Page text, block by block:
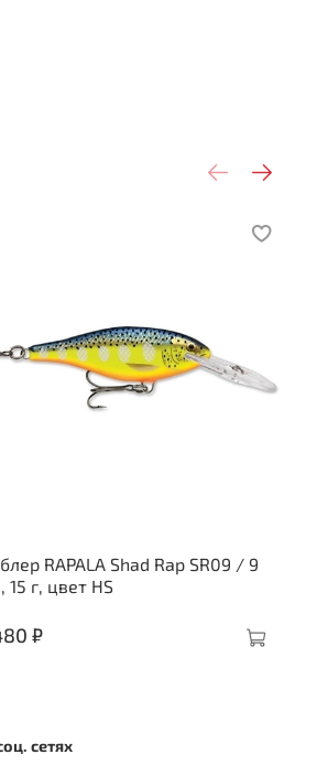
RAPALA Shad Rap SR09 / 9
15 г, цвет HS
₽
сетях